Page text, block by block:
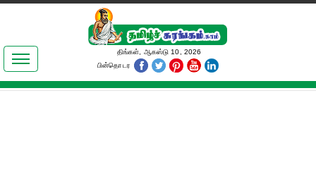
இலக்கியங்கள்
தமிழ் உலகம்
திங்கள், ஆகஸ்டு 10, 2026
பின்தொடர